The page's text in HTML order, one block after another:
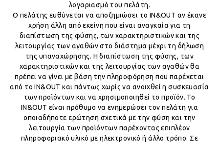
λογαριασμό του πελάτη.
Ο πελάτης ευθύνεται να αποζημιώσει το IN&OUT αν έκανε
χρήση άλλη από εκείνη που είναι αναγκαία για τη
διαπίστωση της φύσης, των χαρακτηριστικών και της
λειτουργίας των αγαθών στο διάστημα μέχρι τη δήλωση
της υπαναχώρησης. Η διαπίστωση της φύσης, των
χαρακτηριστικών και της λειτουργίας των αγαθών θα
πρέπει να γίνει με βάση την πληροφόρηση που παρέχεται
από το IN&OUT και πάντως χωρίς να ανοιχθεί η συσκευασία
των προϊόντων και να χρησιμοποιηθεί το προϊόν. Το
IN&OUT είναι πρόθυμο να ενημερώσει τον πελάτη για
οποιαδήποτε ερώτηση σχετικά με την φύση και την
λειτουργία των προϊόντων παρέχοντας επιπλέον
πληροφοριακό υλικό με ηλεκτρονικό ή άλλο τρόπο. Σε